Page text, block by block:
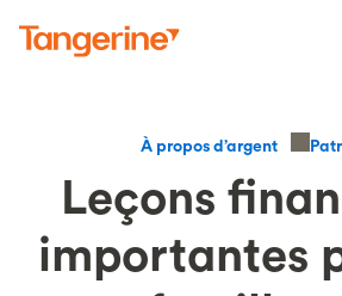
À propos d’argent
Leçons
importantes